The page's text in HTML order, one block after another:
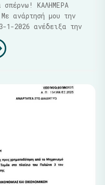
σπέρνω! ΚΑΛΗΜΕΡΑ
ανάρτησή μου την
1-2026 ανέδειξα την